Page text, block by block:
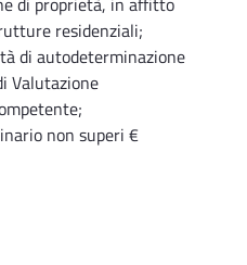
residenziali;
di autodeterminazione
Valutazione
non superi €